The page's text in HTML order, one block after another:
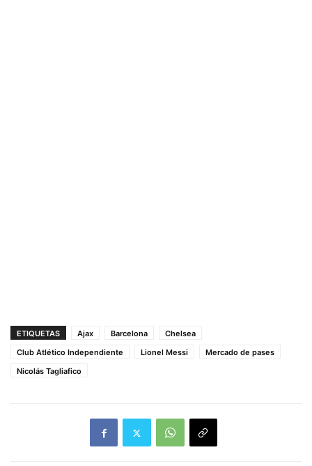
ETIQUETAS Ajax Barcelona
Chelsea
Club Atlético Independiente
Lionel Messi
Mercado de pases
Nicolás Tagliafico